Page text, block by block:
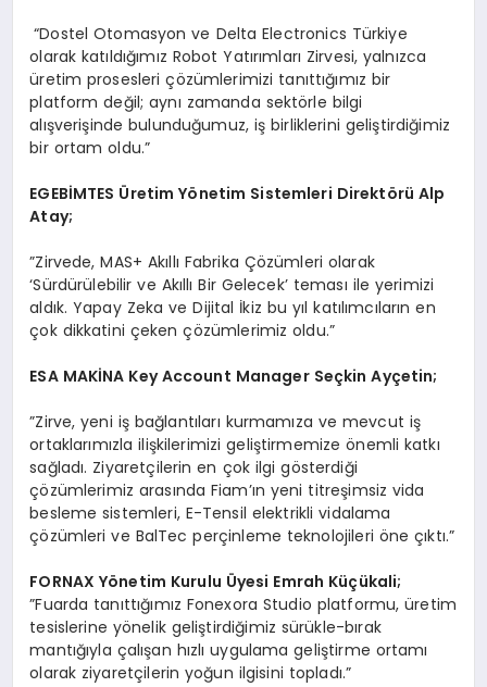
“Dostel Otomasyon ve Delta Electronics Türkiye
olarak katıldığımız Robot Yatırımları Zirvesi, yalnızca
üretim prosesleri çözümlerimizi tanıttığımız bir
platform değil; aynı zamanda sektörle bilgi
alışverişinde bulunduğumuz, iş birliklerini geliştirdiğimiz
bir ortam oldu.”
EGEBİMTES Üretim Yönetim Sistemleri Direktörü Alp
Atay;
”Zirvede, MAS+ Akıllı Fabrika Çözümleri olarak
‘Sürdürülebilir ve Akıllı Bir Gelecek’ teması ile yerimizi
aldık. Yapay Zeka ve Dijital İkiz bu yıl katılımcıların en
çok dikkatini çeken çözümlerimiz oldu.”
ESA MAKİNA Key Account Manager Seçkin Ayçetin;
”Zirve, yeni iş bağlantıları kurmamıza ve mevcut iş
ortaklarımızla ilişkilerimizi geliştirmemize önemli katkı
sağladı. Ziyaretçilerin en çok ilgi gösterdiği
çözümlerimiz arasında Fiam’ın yeni titreşimsiz vida
besleme sistemleri, E-Tensil elektrikli vidalama
çözümleri ve BalTec perçinleme teknolojileri öne çıktı.”
FORNAX Yönetim Kurulu Üyesi Emrah Küçükali;
”Fuarda tanıttığımız Fonexora Studio platformu, üretim
tesislerine yönelik geliştirdiğimiz sürükle-bırak
mantığıyla çalışan hızlı uygulama geliştirme ortamı
olarak ziyaretçilerin yoğun ilgisini topladı.”